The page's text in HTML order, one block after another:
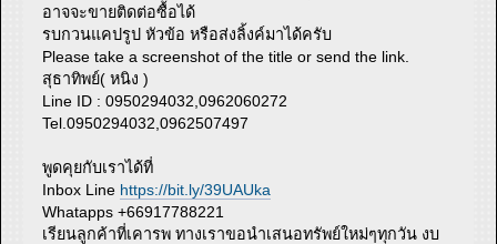
อาจจะขายติดต่อซื้อได้
รบกวนแคปรูป หัวข้อ หรือส่งลิ้งค์มาได้ครับ
Please take a screenshot of the title or send the link.
สุธาทิพย์( หนิง )
Line ID : 0950294032,0962060272
Tel.0950294032,0962507497
พูดคุยกับเราได้ที่
Inbox Line https://bit.ly/39UAUka
Whatapps +66917788221
เรียนลูกค้าที่เคารพ ทางเราขอนำเสนอทรัพย์ใหม่ๆทุกวัน งบ